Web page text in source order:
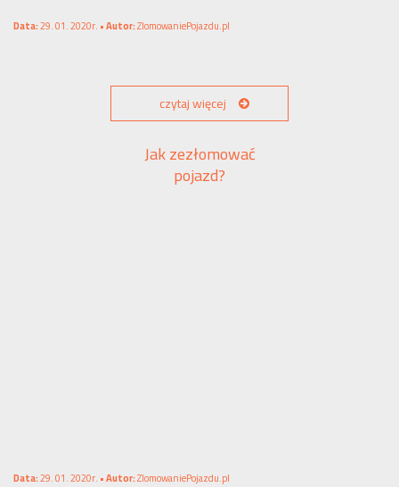
Data:29. 01. 2020r. •Autor:ZlomowaniePojazdu.pl
czytaj więcej
Jak zezłomować
pojazd?
Data:29. 01. 2020r. •Autor:ZlomowaniePojazdu.pl